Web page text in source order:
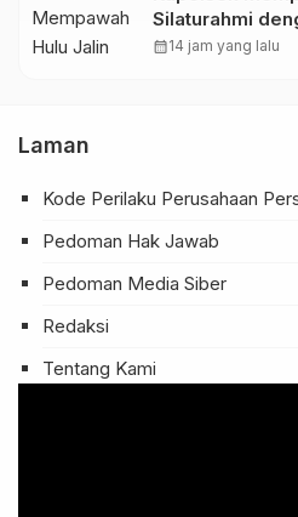
Silaturahmi
Kecamatan
calendar_month14 jam yang lalu
Laman
Kode Perilaku Perusahaan
Pedoman Hak Jawab
Pedoman Media Siber
Redaksi
Tentang Kami